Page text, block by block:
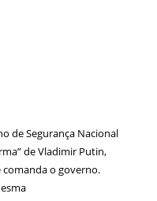
de Segurança Nacional
de Vladimir Putin,
comanda o governo.